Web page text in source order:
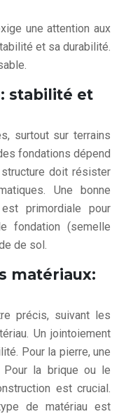
une attention aux
et sa durabilité.
stabilité et
surtout sur terrains
fondations dépend
doit résister
Une bonne
primordiale pour
fondation (semelle
de sol.
matériaux:
précis, suivant les
Un jointoiement
Pour la pierre, une
Pour la brique ou le
est crucial.
de matériau est